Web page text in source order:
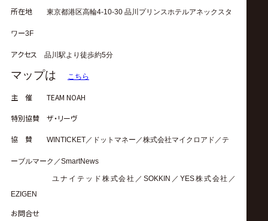
所在地 東京都港区高輪4-10-30 品川プリンスホテルアネックスタ
ワー3F
アクセス 品川駅より徒歩約5分
マップは こちら
主 催 TEAM NOAH
特別協賛 ザ・リーヴ
協 賛 WINTICKET／ドットマネー／株式会社マイクロアド／テ
ーブルマーク／SmartNews
ユナイテッド株式会社／SOKKIN ／ YES株式会社／
EZIGEN
お問合せ